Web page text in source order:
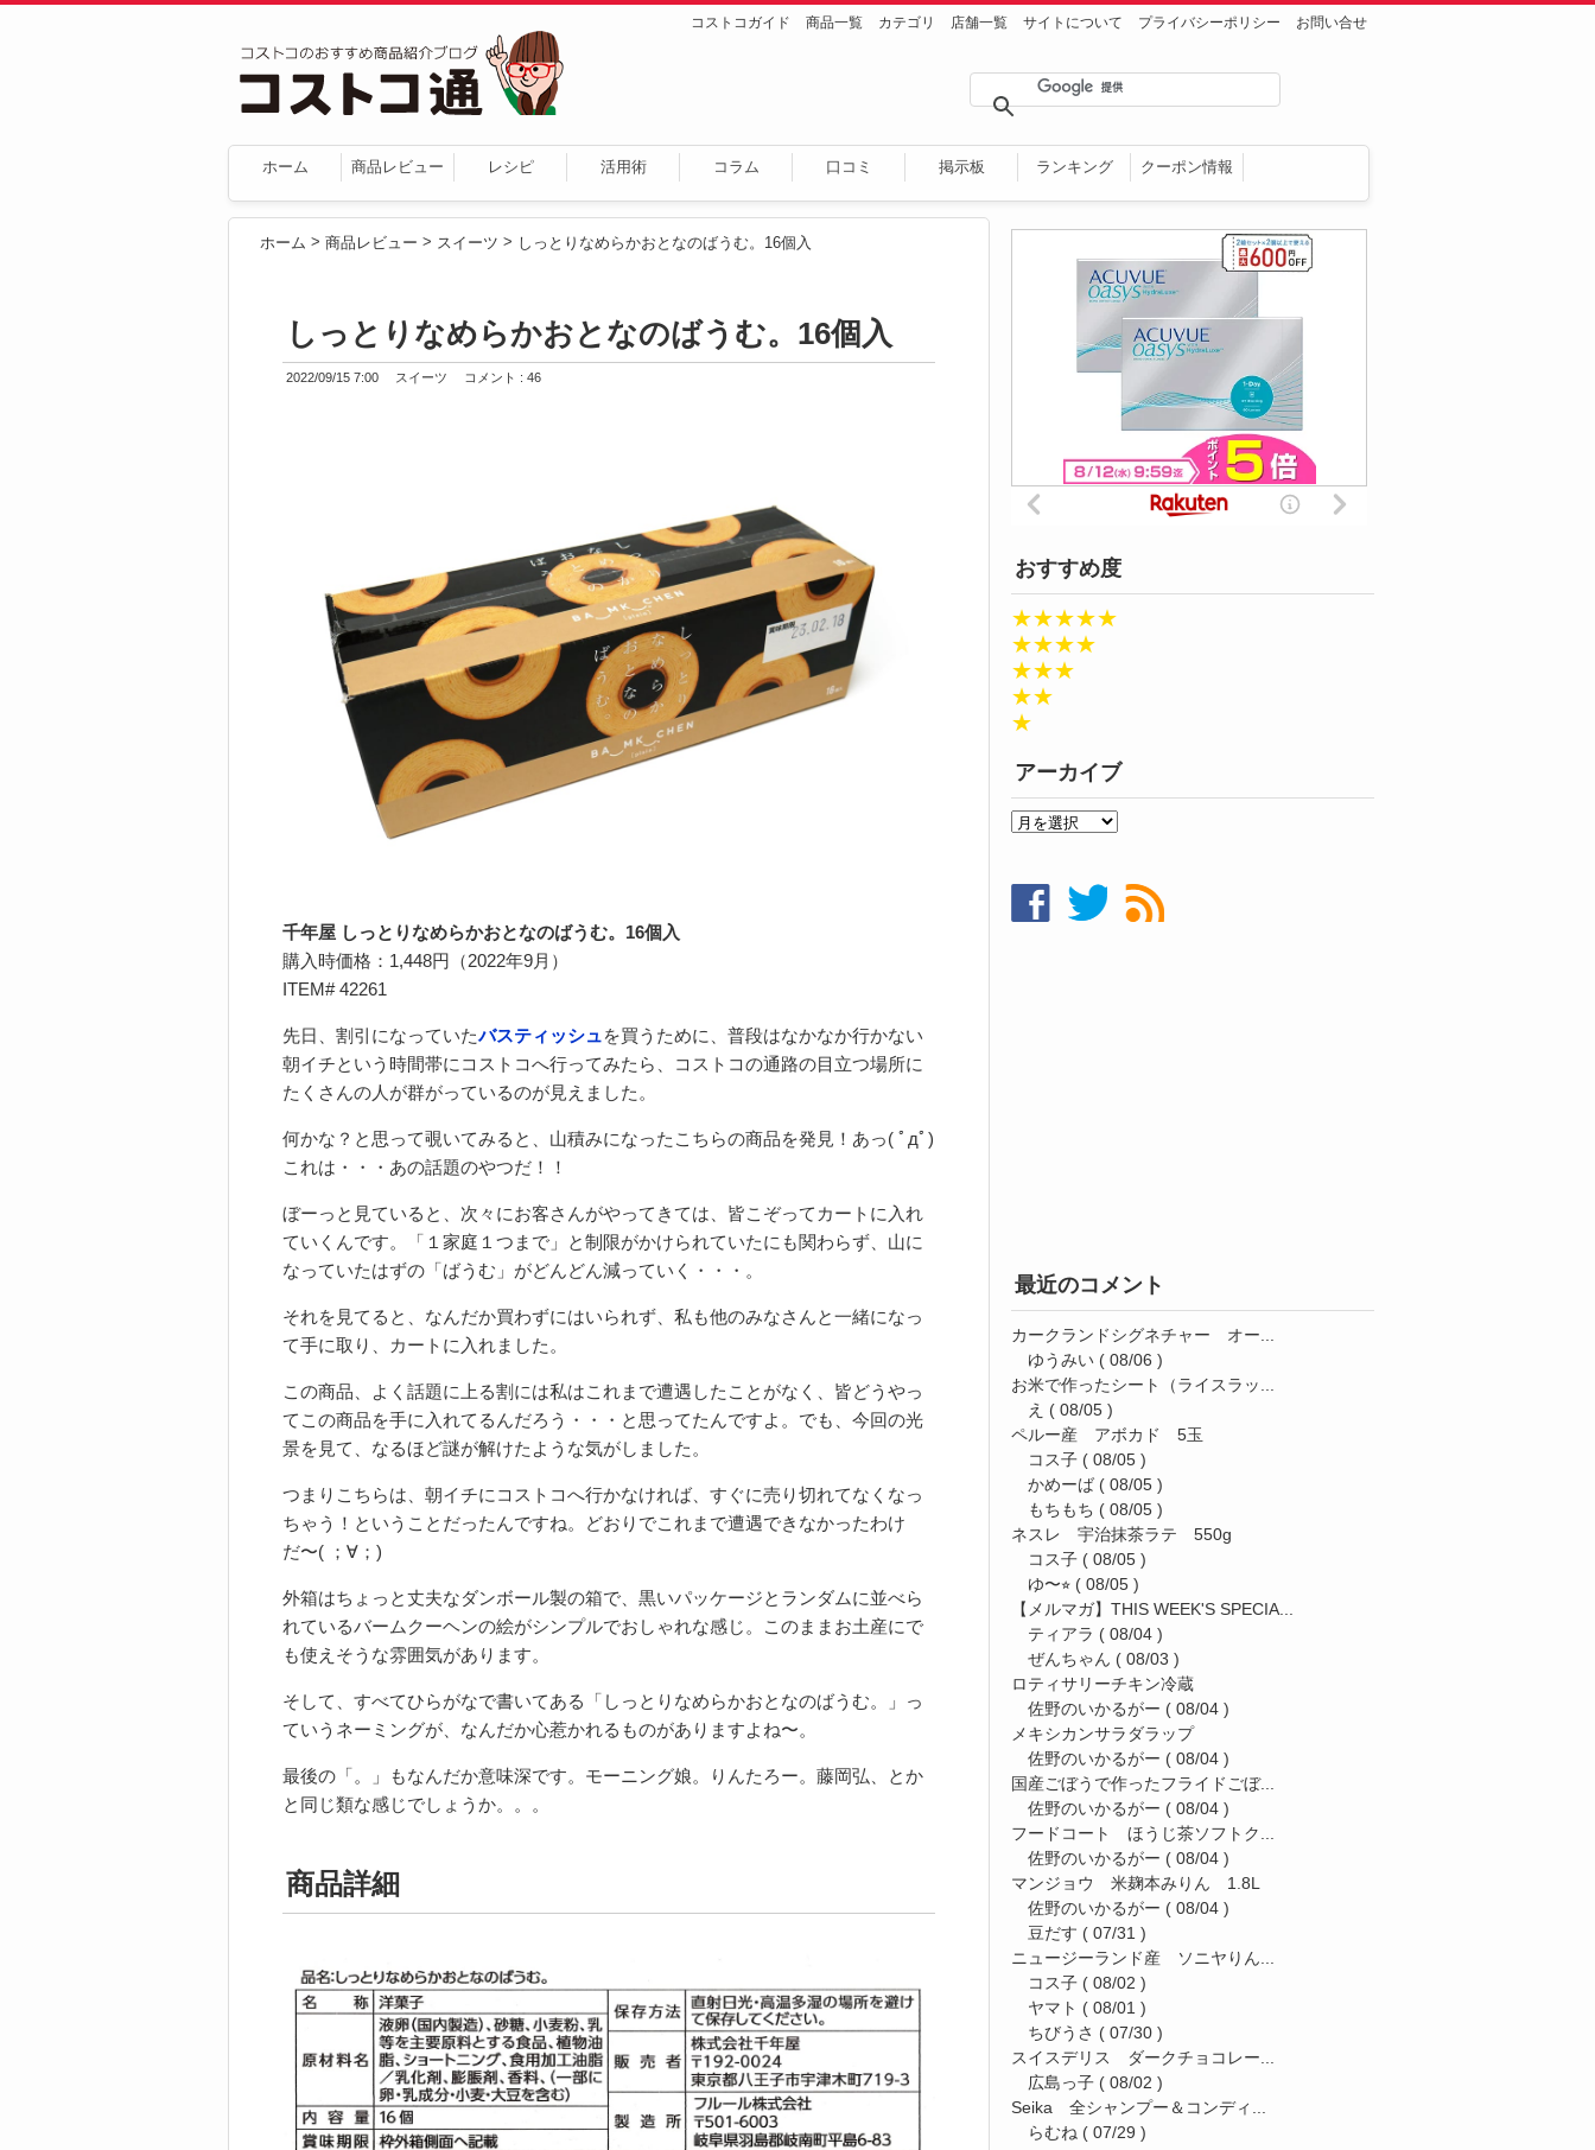
コストコガイド 商品一覧 カテゴリ 店舗一覧 サイトについて プライバシーポリシー お問い合せ
ホーム 商品レビュー レシピ 活用術 コラム 口コミ 掲示板 ランキング クーポン情報
ホーム > 商品レビュー > スイーツ > しっとりなめらかおとなのばうむ。16個入
しっとりなめらかおとなのばうむ。16個入
2022/09/15 7:00 スイーツ コメント : 46
千年屋 しっとりなめらかおとなのばうむ。16個入
購入時価格：1,448円（2022年9月）
ITEM# 42261
先日、割引になっていたバスティッシュを買うために、普段はなかなか行かない
朝イチという時間帯にコストコへ行ってみたら、コストコの通路の目立つ場所に
たくさんの人が群がっているのが見えました。
何かな？と思って覗いてみると、山積みになったこちらの商品を発見！あっ( ﾟдﾟ)
これは・・・あの話題のやつだ！！
ぼーっと見ていると、次々にお客さんがやってきては、皆こぞってカートに入れ
ていくんです。「１家庭１つまで」と制限がかけられていたにも関わらず、山に
なっていたはずの「ばうむ」がどんどん減っていく・・・。
それを見てると、なんだか買わずにはいられず、私も他のみなさんと一緒になっ
て手に取り、カートに入れました。
この商品、よく話題に上る割には私はこれまで遭遇したことがなく、皆どうやっ
てこの商品を手に入れてるんだろう・・・と思ってたんですよ。でも、今回の光
景を見て、なるほど謎が解けたような気がしました。
つまりこちらは、朝イチにコストコへ行かなければ、すぐに売り切れてなくなっ
ちゃう！ということだったんですね。どおりでこれまで遭遇できなかったわけ
だ〜( ；∀；)
外箱はちょっと丈夫なダンボール製の箱で、黒いパッケージとランダムに並べら
れているバームクーヘンの絵がシンプルでおしゃれな感じ。このままお土産にで
も使えそうな雰囲気があります。
そして、すべてひらがなで書いてある「しっとりなめらかおとなのばうむ。」っ
ていうネーミングが、なんだか心惹かれるものがありますよね〜。
最後の「。」もなんだか意味深です。モーニング娘。りんたろー。藤岡弘、とか
と同じ類な感じでしょうか。。。
商品詳細
おすすめ度
★★★★★
★★★★
★★★
★★
★
アーカイブ
ア
ブ
最近のコメント
カークランドシグネチャー オー...
ゆうみい ( 08/06 )
お米で作ったシート（ライスラッ...
え ( 08/05 )
ペルー産 アボカド 5玉
コス子 ( 08/05 )
かめーば ( 08/05 )
もちもち ( 08/05 )
ネスレ 宇治抹茶ラテ 550g
コス子 ( 08/05 )
ゆ〜⭐︎ ( 08/05 )
【メルマガ】THIS WEEK'S SPECIA...
ティアラ ( 08/04 )
ぜんちゃん ( 08/03 )
ロティサリーチキン冷蔵
佐野のいかるがー ( 08/04 )
メキシカンサラダラップ
佐野のいかるがー ( 08/04 )
国産ごぼうで作ったフライドごぼ...
佐野のいかるがー ( 08/04 )
フードコート ほうじ茶ソフトク...
佐野のいかるがー ( 08/04 )
マンジョウ 米麹本みりん 1.8L
佐野のいかるがー ( 08/04 )
豆だす ( 07/31 )
ニュージーランド産 ソニヤりん...
コス子 ( 08/02 )
ヤマト ( 08/01 )
ちびうさ ( 07/30 )
スイスデリス ダークチョコレー...
広島っ子 ( 08/02 )
Seika 全シャンプー＆コンディ...
らむね ( 07/29 )